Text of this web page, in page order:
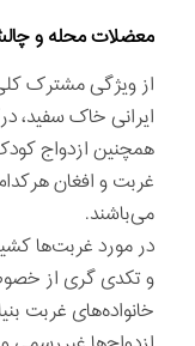
معضلات محله و
از ویژگی مشترک
ایرانی خاک سفید،
همچنین ازدواج
غربت و افغان
می‌باشند.
در مورد غربت‌ها
و تکدی گری از
خانواده‌های غربت